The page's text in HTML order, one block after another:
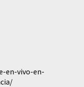
en-vivo-en-